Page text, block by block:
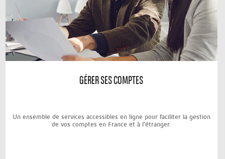
GÉRER SES COMPTES
Un ensemble de services accessibles en ligne pour faciliter la gestion
de vos comptes en France et à l’étranger.